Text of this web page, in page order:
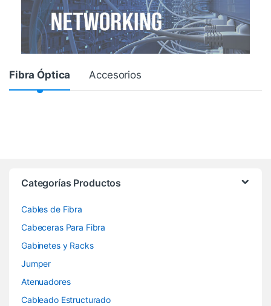
Product Carousel Tabs
Fibra Óptica Accesorios
Categorías Productos
Cables de Fibra
Cabeceras Para Fibra
Gabinetes y Racks
Jumper
Atenuadores
Cableado Estructurado